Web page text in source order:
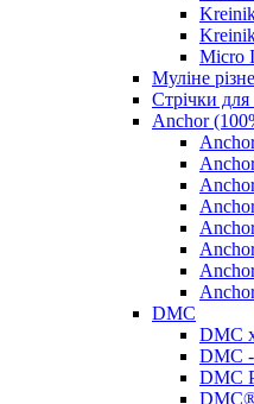
Micro
Муліне різне
Стрічки
Anchor
DMC
DMC
DMC -
DMC
DMC®